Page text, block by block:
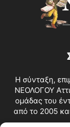
Η σύνταξη,
ΝΕΟΛΟΓΟΥ
ομάδας του
από το 2005